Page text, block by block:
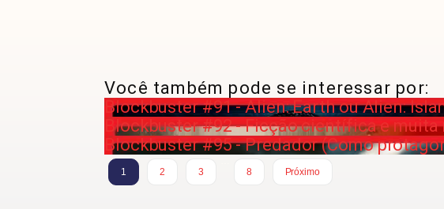
Você também pode se interessar por:
Blockbuster #91 - Alien: Earth ou Alien:
Blockbuster #92 - Ficção científica e muita
Blockbuster #95 - Predador (Como
1 2 3
8
Próximo